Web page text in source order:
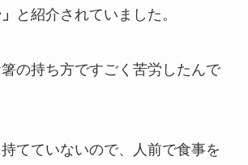
と紹介されていました。
の持ち方ですごく苦労したんで
てていないので、人前で食事を